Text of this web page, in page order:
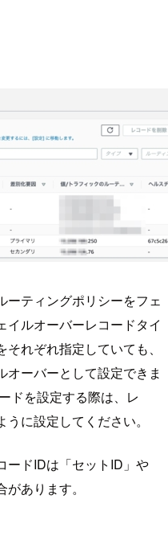
ーティングポリシーをフェ
イルオーバーレコードタイ
れぞれ指定していても、
オーバーとして設定できま
ドを設定する際は、レ
に設定してください。
ードIDは「セットID」や
あります。